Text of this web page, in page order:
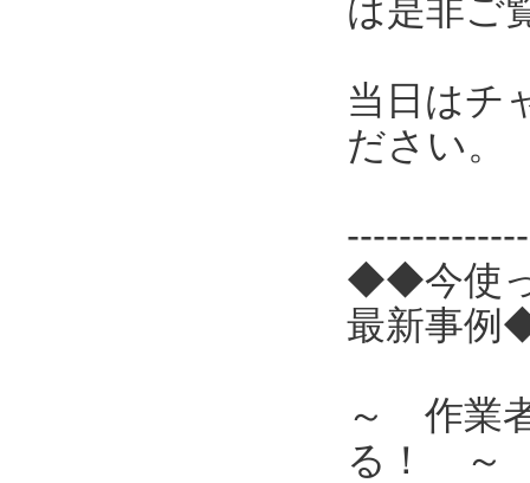
は是非ご
当日はチ
ださい。
◆◆今使っ
最新事
～ 作業
る！ ～